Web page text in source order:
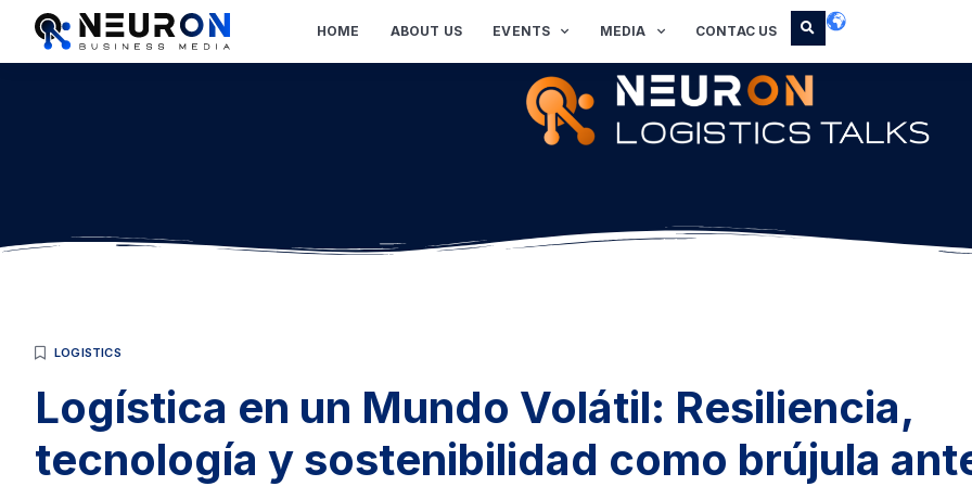
HOME ABOUT US EVENTS MEDIA CONTAC US
LOGISTICS
Logística en un Mundo Volátil: Resiliencia,
tecnología y sostenibilidad como brújula